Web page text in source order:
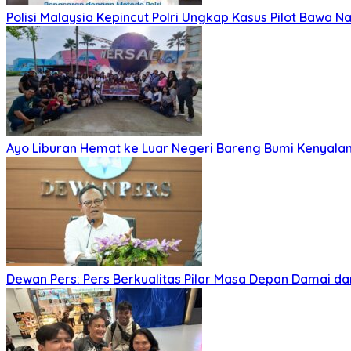
Polisi Malaysia Kepincut Polri Ungkap Kasus Pilot Bawa
Ayo Liburan Hemat ke Luar Negeri Bareng Bumi
Dewan Pers: Pers Berkualitas Pilar Masa Depan Damai